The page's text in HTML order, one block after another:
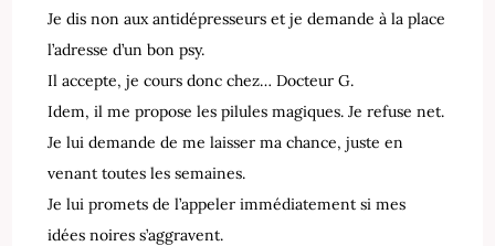
Je dis non aux antidépresseurs et je demande à la place
l’adresse d’un bon psy.
Il accepte, je cours donc chez… Docteur G.
Idem, il me propose les pilules magiques. Je refuse net.
Je lui demande de me laisser ma chance, juste en
venant toutes les semaines.
Je lui promets de l’appeler immédiatement si mes
idées noires s’aggravent.